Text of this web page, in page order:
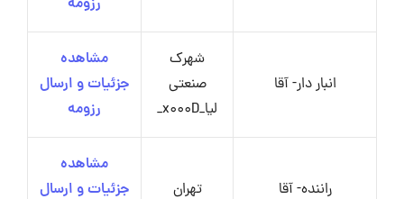
انبار دار- آقا
شهرک
صنعتی
لیا_x000D_
مشاهده
جزئیات و ارسال
رزومه
راننده- آقا تهران
مشاهده
جزئیات و ارسال